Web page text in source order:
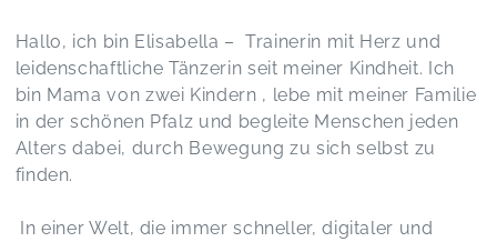
Meine Tochter kam immer freudestrahlend nach
Hause und hat sich jede Woche auf das Tanzen
gefreut. Danke!
KITAYO Minis - (4-6 J) Meereszauber 🪸🧜🏼‍♀️✨
Kristina,
Auch wenn meine Tochter nicht richtig
ganz toll geleitet und durchgeführt hat. Vielen
Hallo, ich bin Elisabella – Trainerin mit Herz und
leidenschaftliche Tänzerin seit meiner Kindheit. Ich
bin Mama von zwei Kindern , lebe mit meiner Familie
in der schönen Pfalz und begleite Menschen jeden
Alters dabei, durch Bewegung zu sich selbst zu
finden.
In einer Welt, die immer schneller, digitaler und